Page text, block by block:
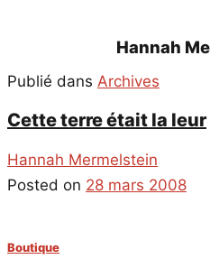
Hannah
Publié dans Archives
Cette terre était la leur
Hannah Mermelstein
Posted on 28 mars 2008
Boutique